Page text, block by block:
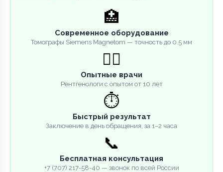
🏥
Современное оборудование
Томографы Siemens Magnetom — точность до 0.5 мм
👨‍⚕️
Опытные врачи
Рентгенологи с опытом от 10 лет
⏱️
Быстрый результат
Заключение в день обращения, за 1–2 часа
📞
Бесплатная консультация
+7 (707) 217-58-40 — звонок по всей России